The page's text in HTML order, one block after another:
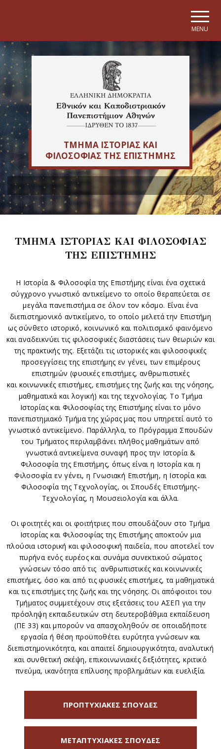
MENU
ΤΜΗΜΑ ΙΣΤΟΡΙΑΣ ΚΑΙ
ΦΙΛΟΣΟΦΙΑΣ ΤΗΣ ΕΠΙΣΤΗΜΗΣ
ΤΜΗΜΑ ΙΣΤΟΡΙΑΣ ΚΑΙ ΦΙΛΟΣΟΦΙΑΣ
ΤΗΣ ΕΠΙΣΤΗΜΗΣ
Η Ιστορία & Φιλοσοφία της Επιστήμης είναι ένα σχετικά
σύγχρονο γνωστικό αντικείμενο το οποίο θεραπεύεται σε
μεγάλα πανεπιστήμια σε όλον τον κόσμο. Είναι ένα
διεπιστημονικό αντικείμενο, το οποίο μελετά την Επιστήμη
ως σύνθετο ιστορικό, κοινωνικό και πολιτισμικό φαινόμενο
και αναδεικνύει τις φιλοσοφικές διαστάσεις των θεωριών και
της πρακτικής της. Εξετάζει τις ιστορικές και φιλοσοφικές
προσεγγίσεις της επιστήμης εν γένει, των επιμέρους
επιστημών (φυσικές επιστήμες, ανθρωπιστικές
και κοινωνικές επιστήμες, επιστήμες της ζωής και της νόησης,
μαθηματικά και λογική) και της τεχνολογίας. Το Τμήμα
Ιστορίας και Φιλοσοφίας της Επιστήμης είναι το μόνο
πανεπιστημιακό Τμήμα της χώρας μας που υπηρετεί αυτό το
γνωστικό αντικείμενο. Παράλληλα, το Πρόγραμμα Σπουδών
του Τμήματος περιλαμβάνει πλήθος μαθημάτων από
γνωστικά αντικείμενα συναφή προς την Ιστορία &
Φιλοσοφία της Επιστήμης, όπως είναι η Ιστορία και η
Φιλοσοφία εν γένει, η Γνωσιακή Επιστήμη, η Ιστορία και
Φιλοσοφία της Τεχνολογίας, οι Σπουδές Επιστήμης-
Τεχνολογίας, η Μουσειολογία και άλλα.
Οι φοιτητές και οι φοιτήτριες που σπουδάζουν στο Τμήμα
Ιστορίας και Φιλοσοφίας της Επιστήμης αποκτούν μια
πλούσια ιστορική και φιλοσοφική παιδεία, που αποτελεί τον
πυρήνα ενός ευρέoς και συνάμα συνεκτικού σώματος
γνώσεων τόσο από τις ανθρωπιστικές και κοινωνικές
επιστήμες, όσο και από τις φυσικές επιστήμες, τα μαθηματικά
και τις επιστήμες της ζωής και της νόησης. Οι απόφοιτοι του
Τμήματος συμμετέχουν στις εξετάσεις του ΑΣΕΠ για την
πρόσληψη εκπαιδευτικών στη δευτεροβάθμια εκπαίδευση
(ΠΕ 33) και μπορούν να απασχοληθούν σε οποιαδήποτε
εργασία ή θέση προϋποθέτει ευρύτητα γνώσεων και
διεπιστημονικότητα, και απαιτεί δημιουργικότητα, αναλυτική
και συνθετική σκέψη, επικοινωνιακές δεξιότητες, κριτικό
πνεύμα, ικανότητα επίλυσης προβλημάτων και ευελιξία.
ΠΡΟΠΤΥΧΙΑΚΕΣ ΣΠΟΥΔΕΣ
ΜΕΤΑΠΤΥΧΙΑΚΕΣ ΣΠΟΥΔΕΣ